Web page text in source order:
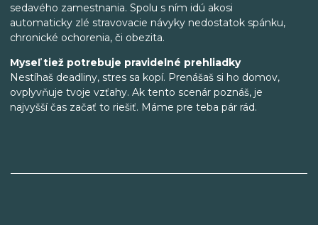
sedavého zamestnania. Spolu s ním idú akosi
automaticky zlé stravovacie návyky nedostatok spánku,
chronické ochorenia, či obezita.
Myseľ tiež potrebuje pravidelné prehliadky
Nestíhaš deadliny, stres sa kopí. Prenášaš si ho domov,
ovplyvňuje tvoje vzťahy. Ak tento scenár poznáš, je
najvyšší čas začať to riešiť. Máme pre teba pár rád.